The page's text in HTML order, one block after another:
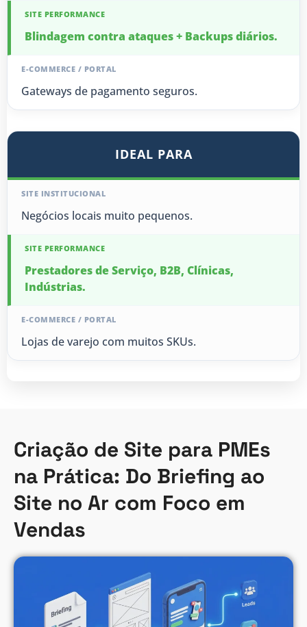
Blindagem contra ataques + Backups diários.
Gateways de pagamento seguros.
IDEAL PARA
Negócios locais muito pequenos.
Prestadores de Serviço, B2B, Clínicas,
Indústrias.
Lojas de varejo com muitos SKUs.
Criação de Site para PMEs
na Prática: Do Briefing ao
Site no Ar com Foco em
Vendas